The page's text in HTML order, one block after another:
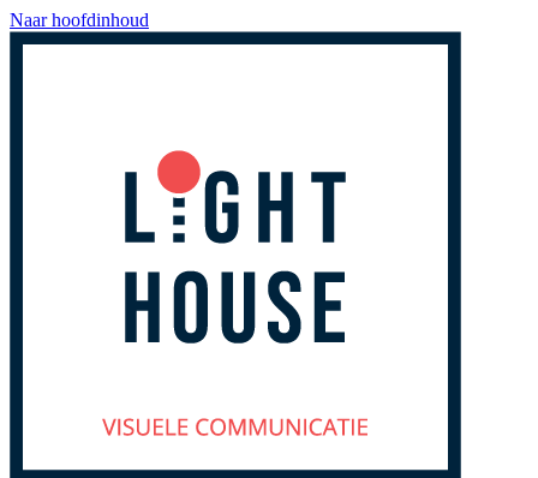
Naar hoofdinhoud